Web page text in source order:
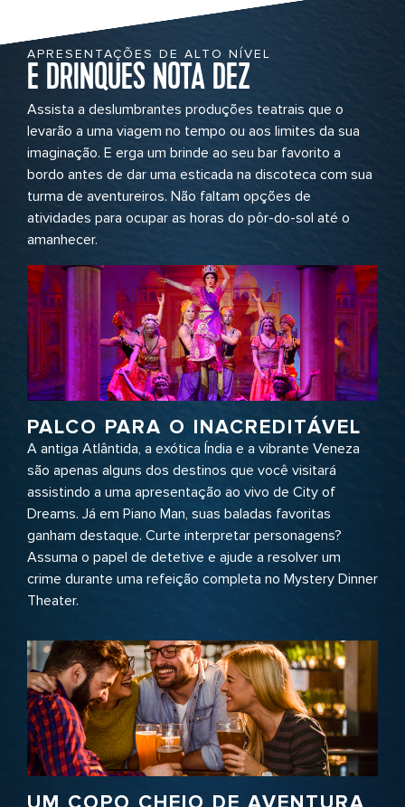
APRESENTAÇÕES DE ALTO NÍVEL
E DRINQUES NOTA DEZ
Assista a deslumbrantes produções teatrais que o
levarão a uma viagem no tempo ou aos limites da sua
imaginação. E erga um brinde ao seu bar favorito a
bordo antes de dar uma esticada na discoteca com sua
turma de aventureiros. Não faltam opções de
atividades para ocupar as horas do pôr-do-sol até o
amanhecer.
PALCO PARA O INACREDITÁVEL
A antiga Atlântida, a exótica Índia e a vibrante Veneza
são apenas alguns dos destinos que você visitará
assistindo a uma apresentação ao vivo de City of
Dreams. Já em Piano Man, suas baladas favoritas
ganham destaque. Curte interpretar personagens?
Assuma o papel de detetive e ajude a resolver um
crime durante uma refeição completa no Mystery Dinner
Theater.